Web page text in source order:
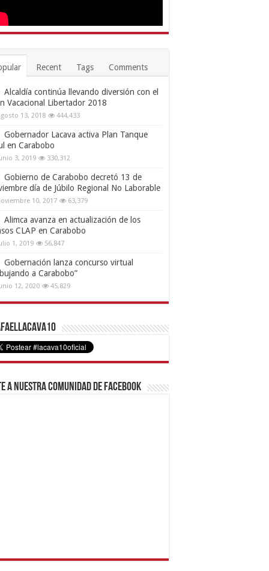
Recent Tags Comments
Alcaldía continúa llevando diversión con el
Vacacional Libertador 2018
13, 2018 444,433
Gobernador Lacava activa Plan Tanque
en Carabobo
3, 2019 330,312
Gobierno de Carabobo decretó 13 de
día de Júbilo Regional No Laborable
10, 2017 63,379
Alimca avanza en actualización de los
CLAP en Carabobo
1, 2019 56,847
Gobernación lanza concurso virtual
a Carabobo”
12, 2020 45,829
a nuestra comunidad de Facebook